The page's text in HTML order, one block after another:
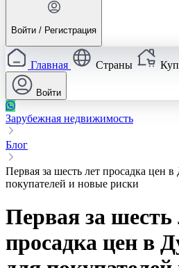
Войти / Регистрация
Главная Страны
Войти
Зарубежная недвижимость
Блог
Первая за шесть лет просадка цен
покупателей и новые риски
Первая за шесть
просадка цен в